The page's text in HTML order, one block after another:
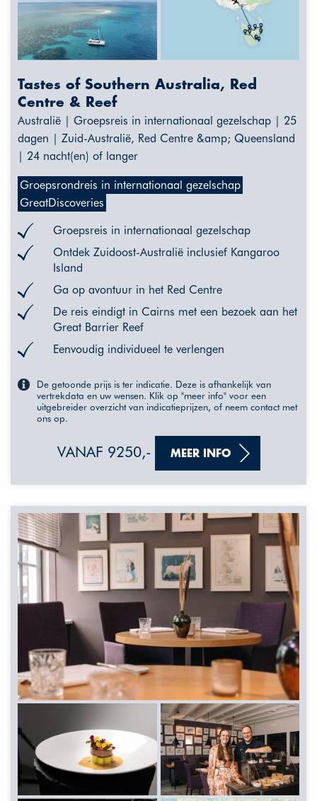
Tastes of Southern Australia, Red
Centre & Reef
Australië | Groepsreis in internationaal gezelschap | 25
dagen | Zuid-Australië, Red Centre &amp; Queensland
| 24 nacht(en) of langer
Groepsrondreis in internationaal gezelschap
GreatDiscoveries
Groepsreis in internationaal gezelschap
Ontdek Zuidoost-Australië inclusief Kangaroo
Island
Ga op avontuur in het Red Centre
De reis eindigt in Cairns met een bezoek aan het
Great Barrier Reef
Eenvoudig individueel te verlengen
De getoonde prijs is ter indicatie. Deze is afhankelijk van
vertrekdata en uw wensen. Klik op "meer info" voor een
uitgebreider overzicht van indicatieprijzen, of neem contact met
ons op.
VANAF 9250,- MEER INFO